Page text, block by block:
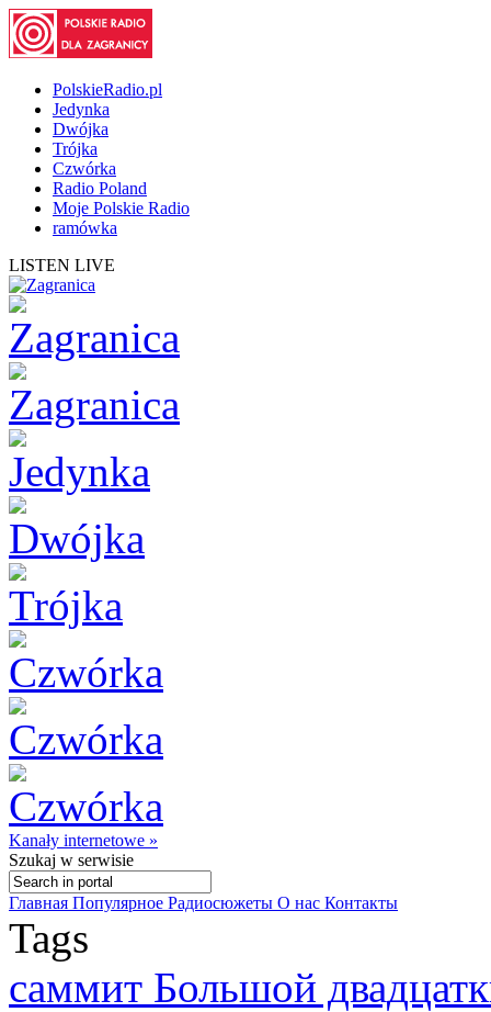
PolskieRadio.pl
Jedynka
Dwójka
Trójka
Czwórka
Radio Poland
Moje Polskie Radio
ramówka
LISTEN LIVE
Kanały internetowe »
Szukaj w serwisie
Главная Популярное Радиосюжеты О нас Контакты
Tags
саммит Большой